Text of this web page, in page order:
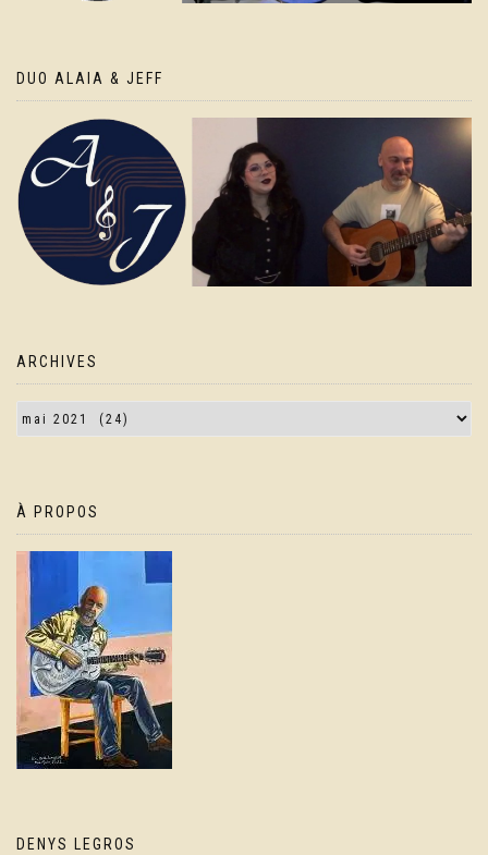
DUO ALAIA & JEFF
ARCHIVES
À PROPOS
DENYS LEGROS